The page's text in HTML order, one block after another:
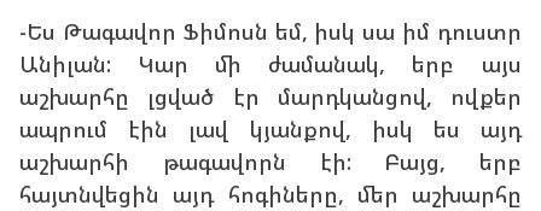
-Ես Թագավոր Ֆիմոսն եմ, իսկ սա իմ դուստր
Անիլան: Կար մի ժամանակ, երբ այս
աշխարհը լցված էր մարդկանցով, ովքեր
ապրում էին լավ կյանքով, իսկ ես այդ
աշխարհի թագավորն էի: Բայց, երբ
հայտնվեցին այդ հոգիները, մեր աշխարհը